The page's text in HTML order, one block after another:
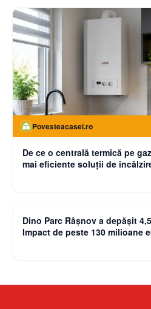
Povesteacasei.ro
De ce o centrală termică pe
mai eficiente soluții de
Dino Parc Râșnov a depășit
Impact de peste 130 milioane